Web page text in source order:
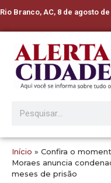
Rio Branco, AC, 8 de agosto de
Início » Confira o
Moraes anuncia
meses de prisão